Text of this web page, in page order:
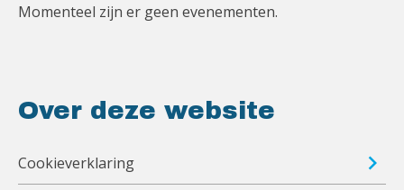
Momenteel zijn er geen evenementen.
Over deze website
Cookieverklaring